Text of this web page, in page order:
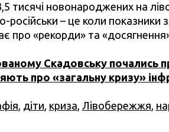
тисячі новонароджених на
російськи – це коли показники
про «рекорди» та
Скадовську почались
про «загальну кризу»
, діти, криза, Лівобережжя,